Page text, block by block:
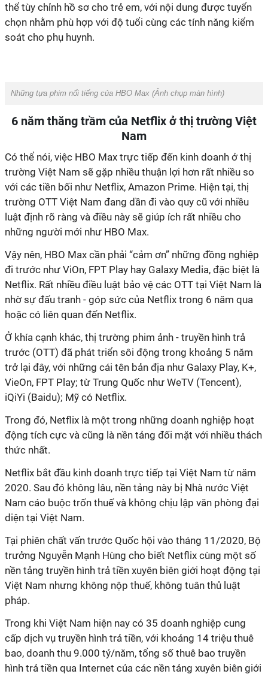
thể tùy chỉnh hồ sơ cho trẻ em, với nội dung được tuyển
chọn nhằm phù hợp với độ tuổi cùng các tính năng kiểm
soát cho phụ huynh.
Những tựa phim nổi tiếng của HBO Max (Ảnh chụp màn hình)
6 năm thăng trầm của Netflix ở thị trường Việt
Nam
Có thể nói, việc HBO Max trực tiếp đến kinh doanh ở thị
trường Việt Nam sẽ gặp nhiều thuận lợi hơn rất nhiều so
với các tiền bối như Netflix, Amazon Prime. Hiện tại, thị
trường OTT Việt Nam đang dần đi vào quy cũ với nhiều
luật định rõ ràng và điều này sẽ giúp ích rất nhiều cho
những người mới như HBO Max.
Vậy nên, HBO Max cần phải “cảm ơn” những đồng nghiệp
đi trước như ViOn, FPT Play hay Galaxy Media, đặc biệt là
Netflix. Rất nhiều điều luật bảo vệ các OTT tại Việt Nam là
nhờ sự đấu tranh - góp sức của Netflix trong 6 năm qua
hoặc có liên quan đến Netflix.
Ở khía cạnh khác, thị trường phim ảnh - truyền hình trả
trước (OTT) đã phát triển sôi động trong khoảng 5 năm
trở lại đây, với những cái tên bản địa như Galaxy Play, K+,
VieOn, FPT Play; từ Trung Quốc như WeTV (Tencent),
iQiYi (Baidu); Mỹ có Netflix.
Trong đó, Netflix là một trong những doanh nghiệp hoạt
động tích cực và cũng là nền tảng đối mặt với nhiều thách
thức nhất.
Netflix bắt đầu kinh doanh trực tiếp tại Việt Nam từ năm
2020. Sau đó không lâu, nền tảng này bị Nhà nước Việt
Nam cáo buộc trốn thuế và không chịu lập văn phòng đại
diện tại Việt Nam.
Tại phiên chất vấn trước Quốc hội vào tháng 11/2020, Bộ
trưởng Nguyễn Mạnh Hùng cho biết Netflix cùng một số
nền tảng truyền hình trả tiền xuyên biên giới hoạt động tại
Việt Nam nhưng không nộp thuế, không tuân thủ luật
pháp.
Trong khi Việt Nam hiện nay có 35 doanh nghiệp cung
cấp dịch vụ truyền hình trả tiền, với khoảng 14 triệu thuê
bao, doanh thu 9.000 tỷ/năm, tổng số thuê bao truyền
hình trả tiền qua Internet của các nền tảng xuyên biên giới